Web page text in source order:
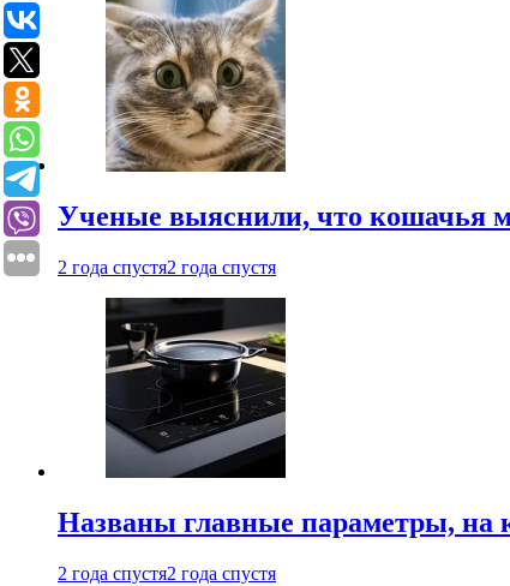
Ученые выяснили, что кошачья
2 года спустя2 года спустя
Названы главные параметры, на
2 года спустя2 года спустя